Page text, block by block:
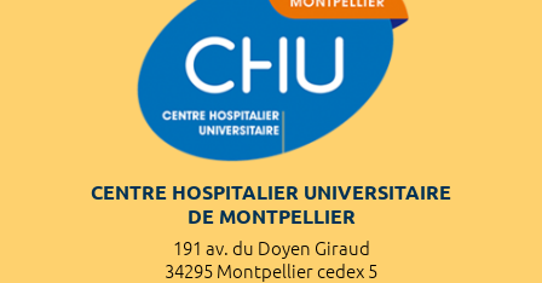
CENTRE HOSPITALIER UNIVERSITAIRE
DE MONTPELLIER
191 av. du Doyen Giraud
34295 Montpellier cedex 5